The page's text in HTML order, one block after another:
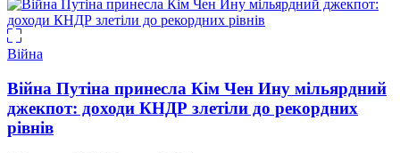
Війна
Війна Путіна принесла Кім Чен Ину мільярдний
джекпот: доходи КНДР злетіли до рекордних
рівнів